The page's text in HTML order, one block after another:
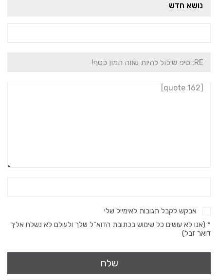
נושא חדש
אבקש לקבל תגובות לאימייל שלי
* (אנו לא עושים כל שימוש בכתובת הדוא"ל שלך ולעולם לא נשלח אליך
דואר זבל)
שלח